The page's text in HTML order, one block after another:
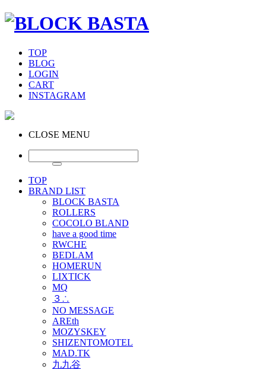
TOP
BLOG
LOGIN
CART
INSTAGRAM
CLOSE MENU
TOP
BRAND LIST
BLOCK BASTA
ROLLERS
COCOLO BLAND
have a good time
RWCHE
BEDLAM
HOMERUN
LIXTICK
MQ
３∴
NO MESSAGE
AREth
MOZYSKEY
SHIZENTOMOTEL
MAD.TK
九九谷